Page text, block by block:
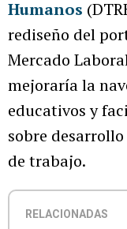
Humanos
rediseño del
Mercado
mejoraría la
educativos y
sobre
de trabajo.
RELACIONADAS